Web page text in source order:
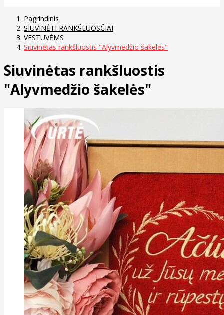
Pagrindinis
SIUVINĖTI RANKŠLUOSČIAI
VESTUVĖMS
Siuvinėtas rankšluostis "Alyvmedžio šakelės"
Siuvinėtas rankšluostis
"Alyvmedžio šakelės"